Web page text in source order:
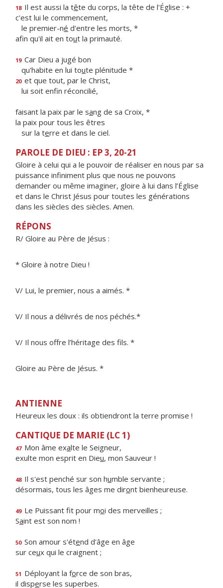
18 Il est aussi la tête du corps, la tête de l'Église : +
c'est lui le commencement,
le premier-né d'entre les morts, *
afin qu'il ait en tout la primauté.
19 Car Dieu a jugé bon
qu'habite en lui toute plénitude *
20 et que tout, par le Christ,
lui soit enfn réconcilié,
faisant la paix par le sang de sa Croix, *
la paix pour tous les êtres
sur la terre et dans le ciel.
PAROLE DE DIEU : EP 3, 20-21
Gloire à celui qui a le pouvoir de réaliser en nous par sa
puissance infiniment plus que nous ne pouvons
demander ou même imaginer, gloire à lui dans l’Église
et dans le Christ Jésus pour toutes les générations
dans les siècles des siècles. Amen.
RÉPONS
R/ Gloire au Père de Jésus :
* Gloire à notre Dieu !
V/ Lui, le premier, nous a aimés. *
V/ Il nous a délivrés de nos péchés.*
V/ Il nous offre l’héritage des fils. *
Gloire au Père de Jésus. *
ANTIENNE
Heureux les doux : ils obtiendront la terre promise !
CANTIQUE DE MARIE (LC 1)
47 Mon âme exalte le Seigneur,
exulte mon esprit en Dieu, mon Sauveur !
48 Il s'est penché sur son humble servante ;
désormais, tous les âges me diront bienheureuse.
49 Le Puissant fit pour moi des merveilles ;
Saint est son nom !
50 Son amour s'étend d'âge en âge
sur ceux qui le craignent ;
51 Déployant la force de son bras,
il disperse les superbes.